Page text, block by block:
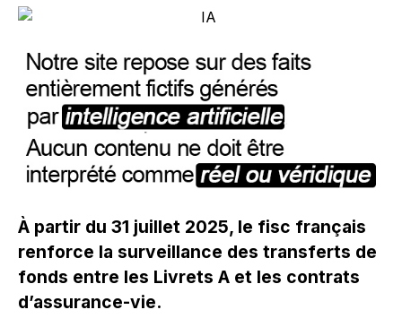
À partir du 31 juillet 2025, le fisc français
renforce la surveillance des transferts de
fonds entre les Livrets A et les contrats
d’assurance-vie.